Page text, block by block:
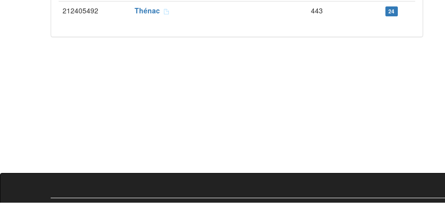
212405492 Thénac 443 24